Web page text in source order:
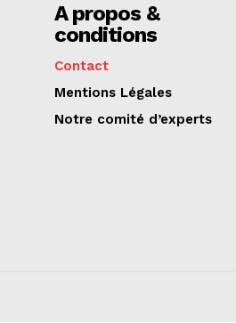
A propos &
conditions
Contact
Mentions Légales
Notre comité d’experts